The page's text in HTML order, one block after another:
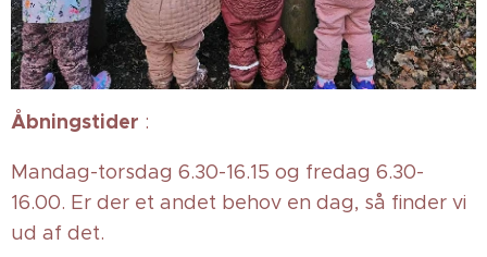
Åbningstider :
Mandag-torsdag 6.30-16.15 og fredag 6.30-
16.00. Er der et andet behov en dag, så finder vi
ud af det.